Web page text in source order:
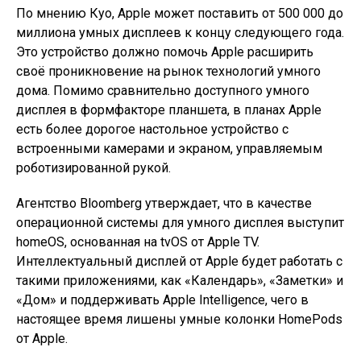
По мнению Куо, Apple может поставить от 500 000 до
миллиона умных дисплеев к концу следующего года.
Это устройство должно помочь Apple расширить
своё проникновение на рынок технологий умного
дома. Помимо сравнительно доступного умного
дисплея в формфакторе планшета, в планах Apple
есть более дорогое настольное устройство с
встроенными камерами и экраном, управляемым
роботизированной рукой.
Агентство Bloomberg утверждает, что в качестве
операционной системы для умного дисплея выступит
homeOS, основанная на tvOS от Apple TV.
Интеллектуальный дисплей от Apple будет работать с
такими приложениями, как «Календарь», «Заметки» и
«Дом» и поддерживать Apple Intelligence, чего в
настоящее время лишены умные колонки HomePods
от Apple.